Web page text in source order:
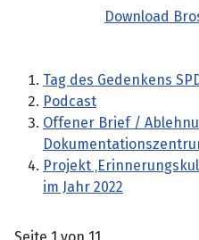
Download
Tag des Gedenkens
Podcast
Offener Brief /
Projekt
im Jahr 2022